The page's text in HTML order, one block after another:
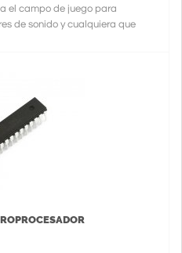
el campo de juego para
de sonido y cualquiera que